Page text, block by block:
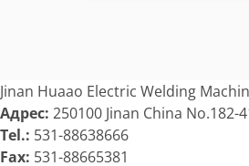
Jinan Huaao Electric Welding
Адрес: 250100 Jinan China
Tel.: 531-88638666
Fax: 531-88665381